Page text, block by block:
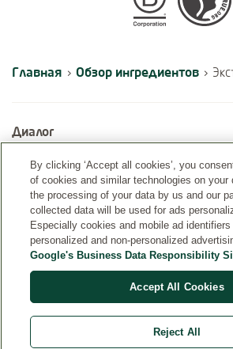
Главная › Обзор ингредиентов ›
Диалог
Информация
By clicking ‘Accept all cookies’, you
of cookies and similar technologies on your
the processing of your data by us and our
collected data will be used for ads
Especially cookies and mobile ad
personalized and non-personalized
Google's Business Data Responsibility
Accept All Cookies
Reject All